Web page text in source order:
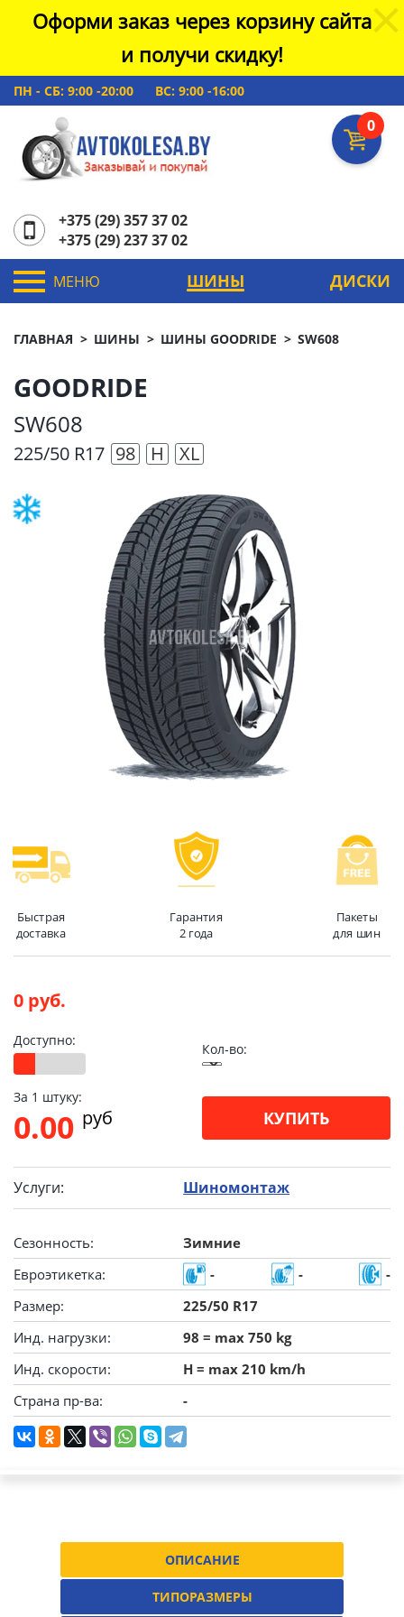
Оформи заказ через корзину сайта
и получи скидку!
ПН - СБ: 9:00 -20:00 ВС: 9:00 -16:00
0
+375 (29) 357 37 02
+375 (29) 237 37 02
МЕНЮ ШИНЫ ДИСКИ
ГЛАВНАЯ ШИНЫ ШИНЫ GOODRIDE SW608
GOODRIDE
SW608
225/50 R17 98 H XL
Быстрая
доставка
Гарантия
2 года
Пакеты
для шин
0 руб.
Доступно:
Кол-во:
За 1 штуку:
0.00 pуб КУПИТЬ
Услуги: Шиномонтаж
Сезонность:
Зимние
Евроэтикетка:
- -
-
Размер:
225/50 R17
Инд. нагрузки:
98 = max 750 kg
Инд. скорости:
H = max 210 km/h
Страна пр-ва:
-
ОПИСАНИЕ
ТИПОРАЗМЕРЫ